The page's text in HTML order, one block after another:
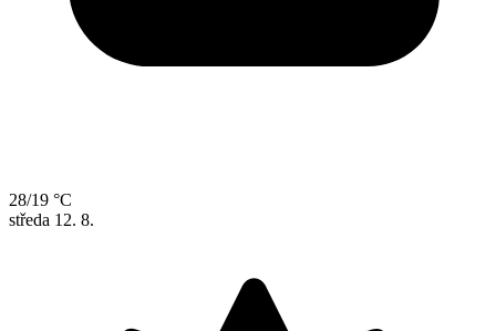
28/19 °C
středa 12. 8.